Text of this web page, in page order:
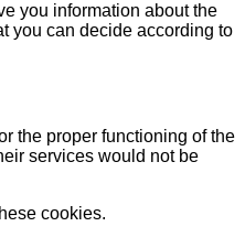
you information about the
you can decide according to
the proper functioning of the
services would not be
cookies.